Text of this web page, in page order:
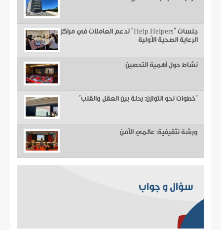
جلسات "Help Helpers" لدعم العاملات في مراكز
الرعاية الصحية الأولية
نشاط حول أهمية التحصين
“خطوات نحو التوازن: رحلة بين العقل والقلب”
ورشة تثقيفية: عالمي الآمن
سؤال و جواب